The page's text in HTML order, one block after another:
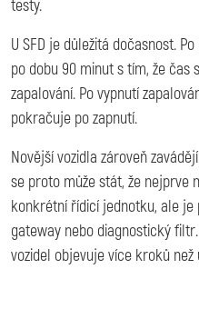
testy.
U SFD je důležitá dočasnost.
po dobu 90 minut s tím, že čas
zapalování. Po vypnutí
pokračuje po zapnutí.
Novější vozidla zároveň
se proto může stát, že nejprve
konkrétní řídicí jednotku, ale
gateway nebo diagnostický
vozidel objevuje více kroků